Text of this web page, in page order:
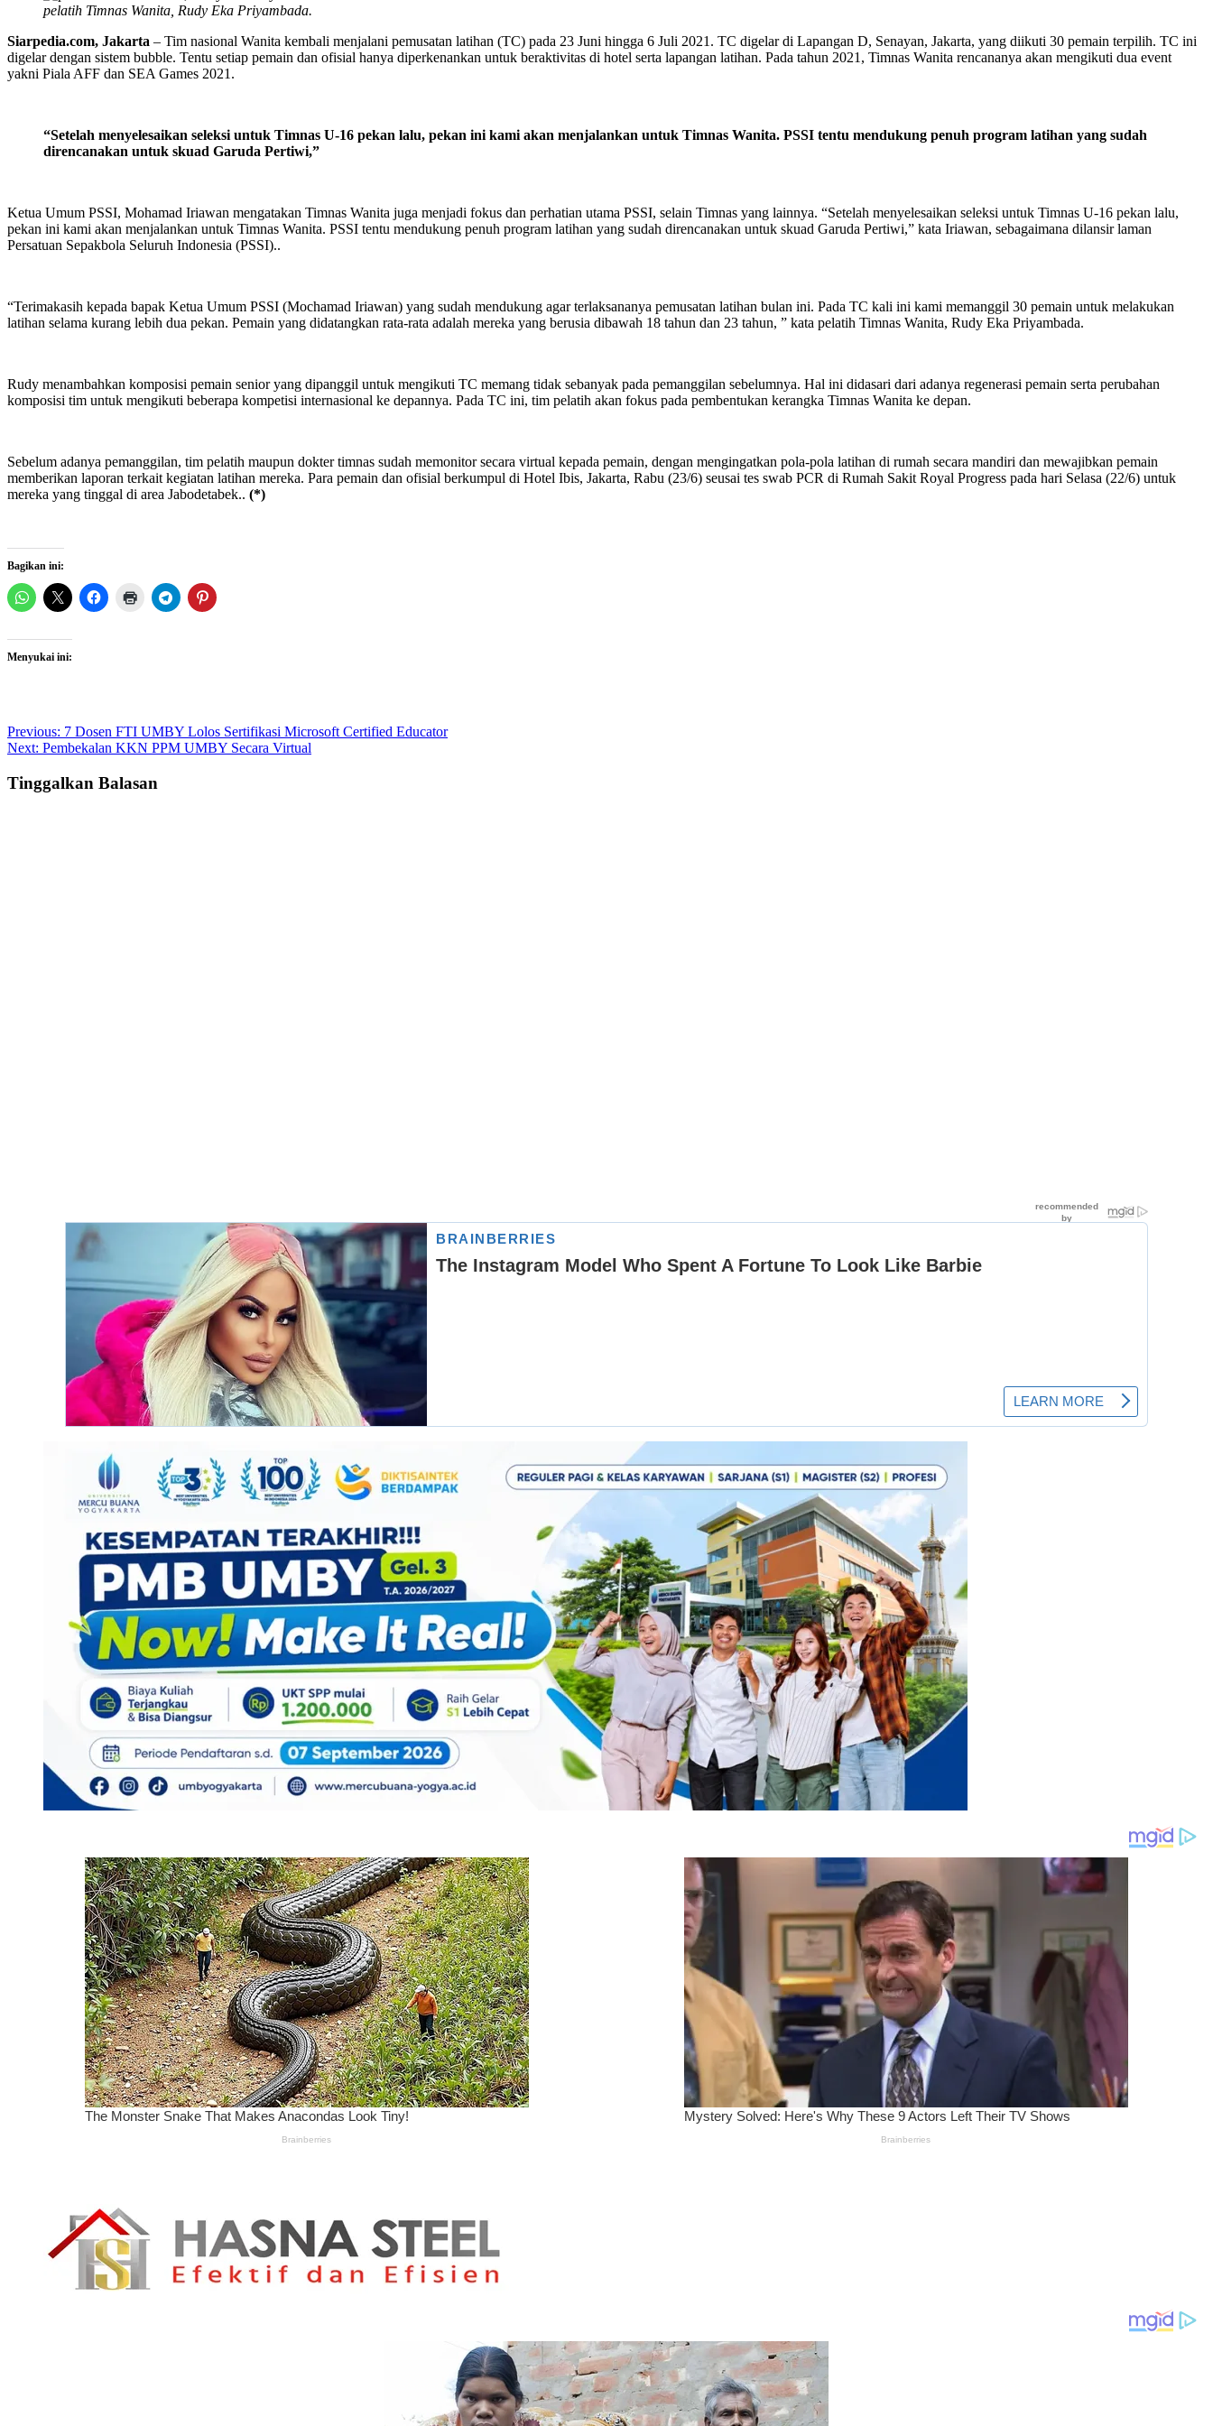
pelatih Timnas Wanita, Rudy Eka Priyambada.
Siarpedia.com, Jakarta – Tim nasional Wanita kembali menjalani pemusatan latihan (TC) pada 23 Juni hingga 6 Juli 2021. TC digelar di Lapangan D, Senayan, Jakarta, yang diikuti 30 pemain terpilih. TC ini
digelar dengan sistem bubble. Tentu setiap pemain dan ofisial hanya diperkenankan untuk beraktivitas di hotel serta lapangan latihan. Pada tahun 2021, Timnas Wanita rencananya akan mengikuti dua event
yakni Piala AFF dan SEA Games 2021.
“Setelah menyelesaikan seleksi untuk Timnas U-16 pekan lalu, pekan ini kami akan menjalankan untuk Timnas Wanita. PSSI tentu mendukung penuh program latihan yang sudah
direncanakan untuk skuad Garuda Pertiwi,”
Ketua Umum PSSI, Mohamad Iriawan mengatakan Timnas Wanita juga menjadi fokus dan perhatian utama PSSI, selain Timnas yang lainnya. “Setelah menyelesaikan seleksi untuk Timnas U-16 pekan lalu,
pekan ini kami akan menjalankan untuk Timnas Wanita. PSSI tentu mendukung penuh program latihan yang sudah direncanakan untuk skuad Garuda Pertiwi,” kata Iriawan, sebagaimana dilansir laman
Persatuan Sepakbola Seluruh Indonesia (PSSI)..
“Terimakasih kepada bapak Ketua Umum PSSI (Mochamad Iriawan) yang sudah mendukung agar terlaksananya pemusatan latihan bulan ini. Pada TC kali ini kami memanggil 30 pemain untuk melakukan
latihan selama kurang lebih dua pekan. Pemain yang didatangkan rata-rata adalah mereka yang berusia dibawah 18 tahun dan 23 tahun, ” kata pelatih Timnas Wanita, Rudy Eka Priyambada.
Rudy menambahkan komposisi pemain senior yang dipanggil untuk mengikuti TC memang tidak sebanyak pada pemanggilan sebelumnya. Hal ini didasari dari adanya regenerasi pemain serta perubahan
komposisi tim untuk mengikuti beberapa kompetisi internasional ke depannya. Pada TC ini, tim pelatih akan fokus pada pembentukan kerangka Timnas Wanita ke depan.
Sebelum adanya pemanggilan, tim pelatih maupun dokter timnas sudah memonitor secara virtual kepada pemain, dengan mengingatkan pola-pola latihan di rumah secara mandiri dan mewajibkan pemain
memberikan laporan terkait kegiatan latihan mereka. Para pemain dan ofisial berkumpul di Hotel Ibis, Jakarta, Rabu (23/6) seusai tes swab PCR di Rumah Sakit Royal Progress pada hari Selasa (22/6) untuk
mereka yang tinggal di area Jabodetabek.. (*)
Bagikan ini:
Menyukai ini:
Post
navigation
Previous: 7 Dosen FTI UMBY Lolos Sertifikasi Microsoft Certified Educator
Next: Pembekalan KKN PPM UMBY Secara Virtual
Tinggalkan Balasan